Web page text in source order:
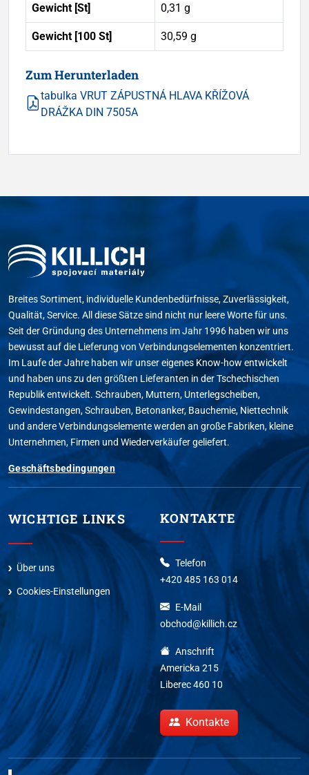
Gewicht [St] 0,31 g
Gewicht [100 St] 30,59 g
Zum Herunterladen
tabulka VRUT ZÁPUSTNÁ HLAVA KŘÍŽOVÁ
DRÁŽKA DIN 7505A
Breites Sortiment, individuelle Kundenbedürfnisse, Zuverlässigkeit,
Qualität, Service. All diese Sätze sind nicht nur leere Worte für uns.
Seit der Gründung des Unternehmens im Jahr 1996 haben wir uns
bewusst auf die Lieferung von Verbindungselementen konzentriert.
Im Laufe der Jahre haben wir unser eigenes Know-how entwickelt
und haben uns zu den größten Lieferanten in der Tschechischen
Republik entwickelt. Schrauben, Muttern, Unterlegscheiben,
Gewindestangen, Schrauben, Betonanker, Bauchemie, Niettechnik
und andere Verbindungselemente werden an große Fabriken, kleine
Unternehmen, Firmen und Wiederverkäufer geliefert.
Geschäftsbedingungen
WICHTIGE LINKS
Über uns
Cookies-Einstellungen
KONTAKTE
Telefon
+420 485 163 014
E-Mail
obchod@killich.cz
Anschrift
Americka 215
Liberec 460 10
Kontakte